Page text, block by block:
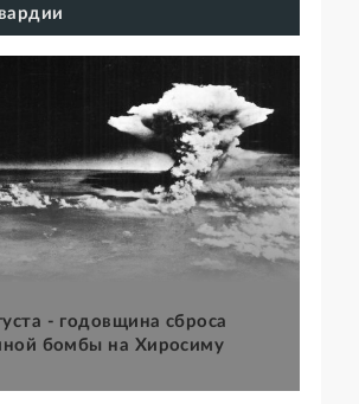
- годовщина сброса
бомбы на Хиросиму